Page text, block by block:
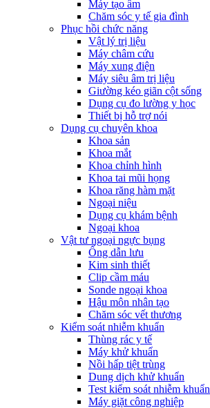
Máy tạo ẩm
Chăm sóc y tế gia đình
Phục hồi chức năng
Vật lý trị liệu
Máy châm cứu
Máy xung điện
Máy siêu âm trị liệu
Giường kéo giãn cột sống
Dụng cụ đo lường y học
Thiết bị hỗ trợ nói
Dụng cụ chuyên khoa
Khoa sản
Khoa mắt
Khoa chỉnh hình
Khoa tai mũi họng
Khoa răng hàm mặt
Ngoại niệu
Dụng cụ khám bệnh
Ngoại khoa
Vật tư ngoại ngực bụng
Ống dẫn lưu
Kim sinh thiết
Clip cầm máu
Sonde ngoại khoa
Hậu môn nhân tạo
Chăm sóc vết thương
Kiểm soát nhiễm khuẩn
Thùng rác y tế
Máy khử khuẩn
Nồi hấp tiệt trùng
Dung dịch khử khuẩn
Test kiểm soát nhiễm khuẩn
Máy giặt công nghiệp